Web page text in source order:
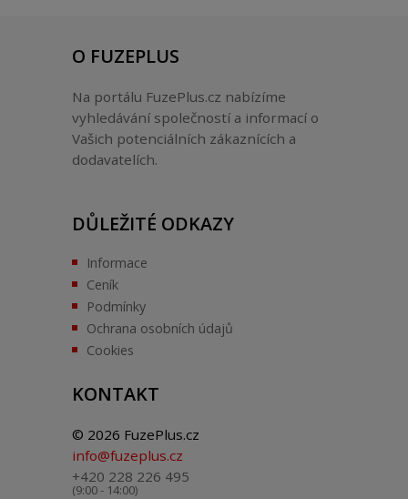
O FUZEPLUS
Na portálu FuzePlus.cz nabízíme
vyhledávání společností a informací o
Vašich potenciálních zákaznících a
dodavatelích.
DŮLEŽITÉ ODKAZY
Informace
Ceník
Podmínky
Ochrana osobních údajů
Cookies
KONTAKT
© 2026 FuzePlus.cz
info@fuzeplus.cz
+420 228 226 495
(9:00 - 14:00)